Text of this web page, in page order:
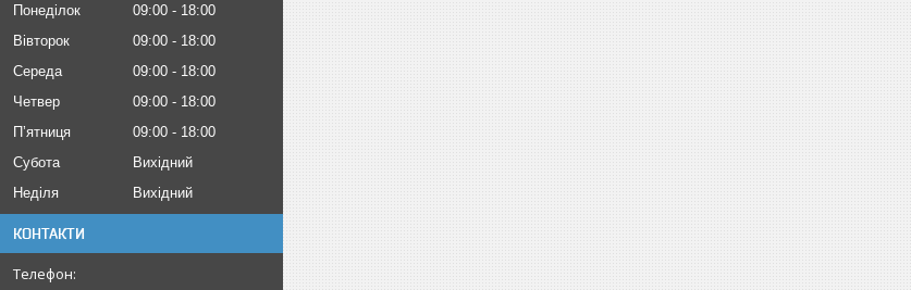
Понеділок 09:00
18:00
Вівторок
09:00
18:00
Середа
09:00
18:00
Четвер
09:00
18:00
Пʼятниця
09:00
18:00
Субота
Вихідний
Неділя
Вихідний
КОНТАКТИ